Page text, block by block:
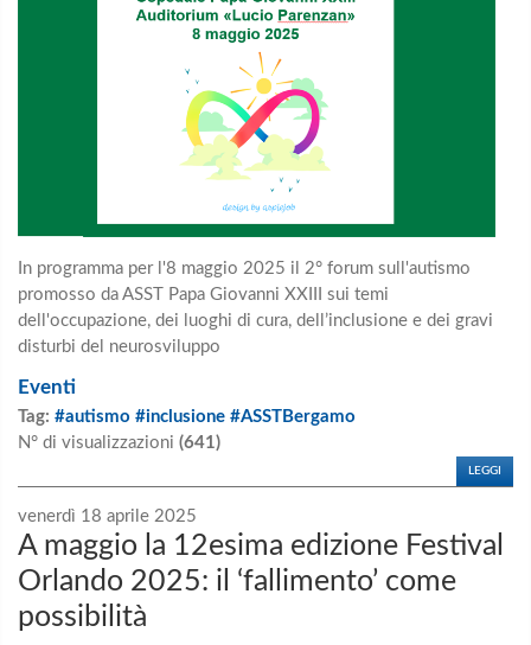
In programma per l'8 maggio 2025 il 2° forum sull'autismo
promosso da ASST Papa Giovanni XXIII sui temi
dell'occupazione, dei luoghi di cura, dell’inclusione e dei gravi
disturbi del neurosviluppo
Eventi
Tag: #autismo #inclusione #ASSTBergamo
N° di visualizzazioni (641)
LEGGI
venerdì 18 aprile 2025
A maggio la 12esima edizione Festival
Orlando 2025: il ‘fallimento’ come
possibilità